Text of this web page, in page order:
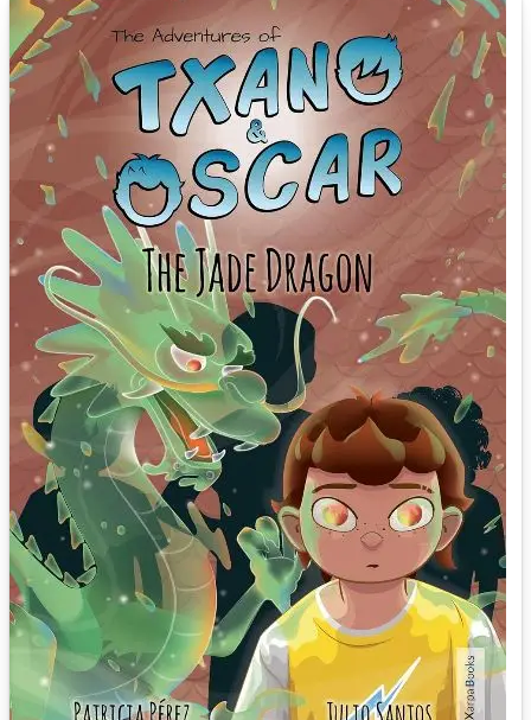
scenarios, create characters and invent plots to build the universe of
the series. With the idea still warm in my head, I started writing and
after a few months, I had three books on the table.Then, I talked to
Patricia Perez, a great illustrator...